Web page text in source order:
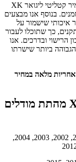
במוסך המפלט תיהנו משירות שיפוץ / החלפת ממיר קטליטי ליגואר XK
בנוסף אנו מבצעים
איכותי שישמור על
כך שתוכלו לעבור
הרישוי ובדרכים. אנו
ביותר שישרתו
אחריות מלאה במחיר
החלפת ממיר קטליטי ליגואר XK מהתת מודלים
יגואר XKR קופה שנות ייצור: 1999, 2000, 2001, 2002, 2003, 2004,